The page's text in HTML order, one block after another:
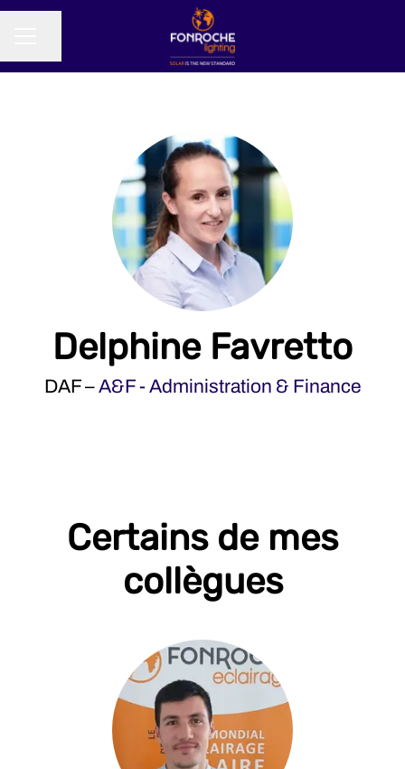
Delphine Favretto
DAF –A&F - Administration & Finance
Certains de mes
collègues